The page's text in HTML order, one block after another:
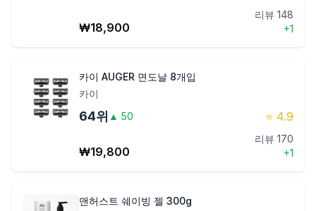
₩18,900
리뷰 148
+1
카이 AUGER 면도날 8개입
카이
64위 ▲ 50 ⭐ 4.9
₩19,800
리뷰 170
+1
맨허스트 쉐이빙 젤 300g